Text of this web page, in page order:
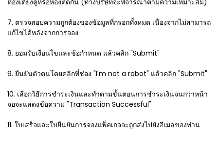
ห้องเตียงคู่หรือห้องติดกัน (ทางบริษัทจะพิจารณาตามความเหมาะสม)
7. ตรวจสอบความถูกต้องของข้อมูลที่กรอกทั้งหมด เนื่องจากไม่สามารถ
แก้ไขได้หลังจากการจอง
8. ยอมรับเงื่อนไขและข้อกำหนด แล้วคลิก "Submit"
9. ยืนยันตัวตนโดยคลิกที่ช่อง "I'm not a robot" แล้วคลิก "Submit"
10. เลือกวิธีการชำระเงินและทำตามขั้นตอนการชำระเงินจนกว่าหน้า
จอจะแสดงข้อความ "Transaction Successful"
11. ใบเสร็จและใบยืนยันการจองแพ็คเกจจะถูกส่งไปยังอีเมลของท่าน